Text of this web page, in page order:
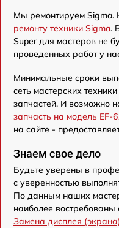
Мы ремонтируем
ремонту техники Sigma.
Super для мастеров не
проведенных работ у
Минимальные сроки
сеть мастерских
запчастей. И возможно
запчасть на модель EF-
на сайте -
Знаем свое дело
Будьте уверены в
с уверенностью
По данным наших
наиболее
Замена дисплея